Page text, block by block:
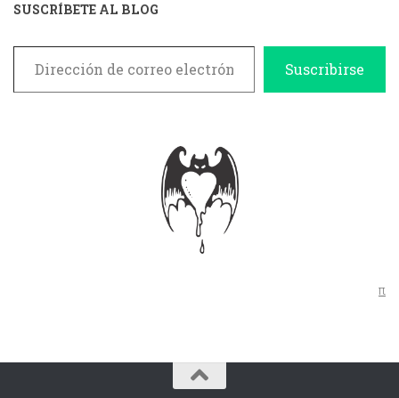
SUSCRÍBETE AL BLOG
Dirección de correo electrónico
Suscribirse
π